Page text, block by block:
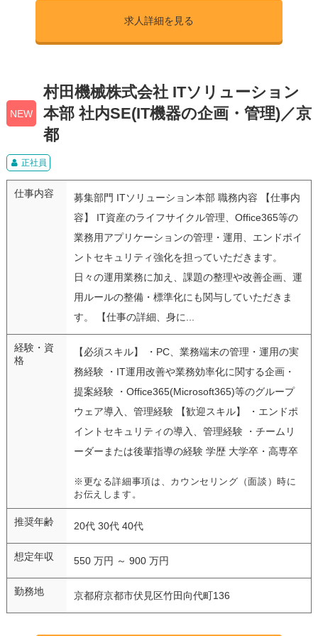
求人詳細を見る
NEW
村田機械株式会社 ITソリューション
本部 社内SE(IT機器の企画・管理)／京
都
正社員
仕事内容
募集部門 ITソリューション本部 職務内容 【仕事内
容】 IT資産のライフサイクル管理、Office365等の
業務用アプリケーションの管理・運用、エンドポイ
ントセキュリティ強化を担っていただきます。
日々の運用業務に加え、課題の整理や改善企画、運
用ルールの整備・標準化にも関与していただきま
す。 【仕事の詳細、身に...
経験・資
格
【必須スキル】 ・PC、業務端末の管理・運用の実
務経験 ・IT運用改善や業務効率化に関する企画・
提案経験 ・Office365(Microsoft365)等のグループ
ウェア導入、管理経験 【歓迎スキル】 ・エンドポ
イントセキュリティの導入、管理経験 ・チームリ
ーダーまたは後輩指導の経験 学歴 大学卒・高専卒
※更なる詳細事項は、カウンセリング（面談）時に
お伝えします。
推奨年齢 20代 30代 40代
想定年収 550 万円 ～ 900 万円
勤務地 京都府京都市伏見区竹田向代町136